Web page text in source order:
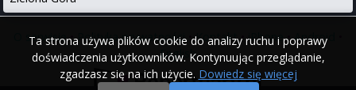
Ta strona używa plików cookie do analizy ruchu i poprawy
doświadczenia użytkowników. Kontynuując przeglądanie,
zgadzasz się na ich użycie. Dowiedz się więcej
O serwisie•Polityka prywatności•Kontakt•iPhone•Android
English